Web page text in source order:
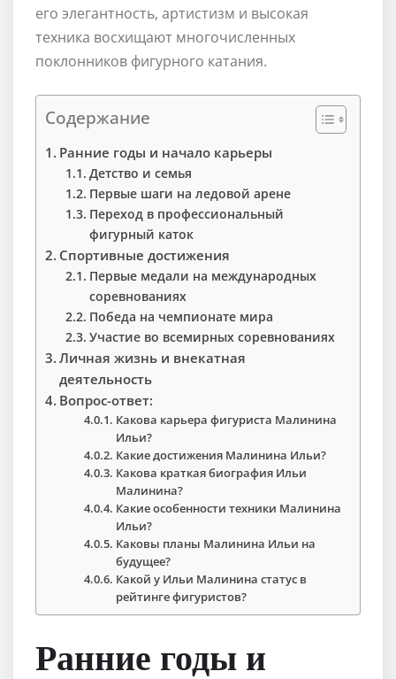
его элегантность, артистизм и высокая
техника восхищают многочисленных
поклонников фигурного катания.
Содержание
Ранние годы и начало карьеры
Детство и семья
Первые шаги на ледовой арене
Переход в профессиональный
фигурный каток
Спортивные достижения
Первые медали на международных
соревнованиях
Победа на чемпионате мира
Участие во всемирных соревнованиях
Личная жизнь и внекатная
деятельность
Вопрос-ответ:
Какова карьера фигуриста Малинина
Ильи?
Какие достижения Малинина Ильи?
Какова краткая биография Ильи
Малинина?
Какие особенности техники Малинина
Ильи?
Каковы планы Малинина Ильи на
будущее?
Какой у Ильи Малинина статус в
рейтинге фигуристов?
Ранние годы и